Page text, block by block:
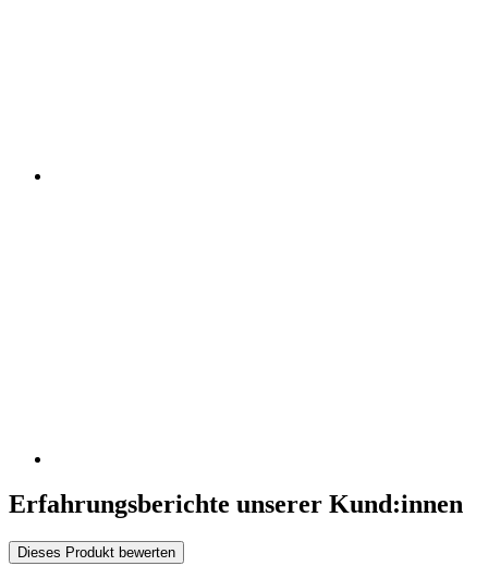
Erfahrungsberichte unserer Kund:innen
Dieses Produkt bewerten